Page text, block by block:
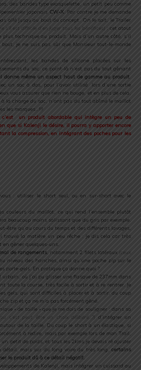
des bandes type exosquelette, un petit peu comme
japonais CW-X. Par contre je me demande
allé jusqu’au bout du concept. On le sait, le Trailer
s’il est difficile d’en juger tous les bénéfices) : cet atout
technique au produit. Mais d’un autre côté, s’il
je ne suis pas sûr que Monsieur tout-le-monde
les bandes de silicone placées sur les
du sac, ce point-là n’est pas du tout gênant
il donne même un aspect haut de gamme au produit.
un sac à dos, pour l’avoir utilisé lors d’une sortie
vous assurer que rien ne bouge, et en plus de cela,
la charge du sac, n’ont pas du tout abîmé le maillot
les marques…!!!
c’est un produit abordable qui intègre un peu de
que si Kalenji le désire, il pourra y apporter encore
la compression, en intégrant des poches pour les
: utiliser le short seul, ou en sur-short avec le
couleurs du maillot, ce qui rend l’ensemble plutôt
beaucoup moins salissant que du gris par exemple.
être qu’au cours du temps et des différents lavages,
trouvé la matière un peu rêche : je dis cela car très
gêner quelques-uns.
de rangements, notamment 2 filets latéraux (ceux
niveau des hanches, ainsi qu’une poche zip sur le
porte-gels. En pratique ça donne quoi ?
urbain, où j’ai pu glisser une flasque de 237mm dans
toute la course, très facile à sortir et à re rentrer. Je
gels, qui sont difficiles à placer et à sortir, du coup
zip et ça ne m’a pas forcément gêné.
« de taille » que je me dois de souligner : dans sa
c’est peut être un choix délibéré…?) d’intégrer un
de la taille. Du coup le short à un élastique, si
à redire, mais par exemple lors de mon Trail,
petit de poids, et tous les 2kms je devais ré ajuster
détail, mais sur du long voire du très long, certains
le produit dû à ce détail négatif.
de Kalenji, mais intégrer un cuissard au